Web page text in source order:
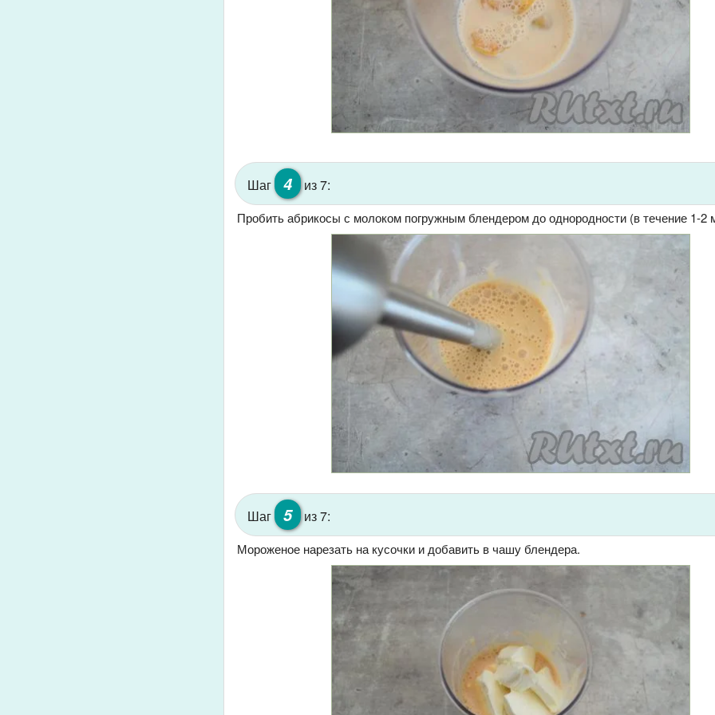
Шаг 4 из 7:
Пробить абрикосы с молоком погружным блендером до однородности (в течение 1-2
Шаг 5 из 7:
Мороженое нарезать на кусочки и добавить в чашу блендера.